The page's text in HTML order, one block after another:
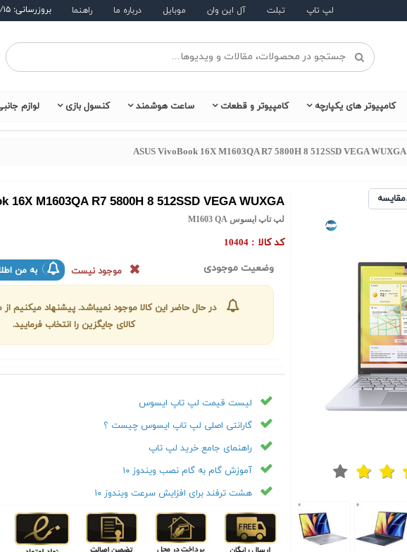
لپ تاپ تبلت آل این وان موبایل درباره ما راهنما بروزرسانی: ۱۴۰۵/۵/۱۵
کامپیوتر های یکپارچه کامپیوتر و قطعات ساعت هوشمند کنسول بازی لوازم
ASUS VivoBook 16X M1603QA R7 5800H 8 512SSD VEGA WUXGA
مقایسه
Next
16X M1603QA R7 5800H 8 512SSD VEGA WUXGA
لپ تاپ ایسوس M1603 QA
کد کالا :10404
وضعیت موجودی موجود نیست به من
در حال حاضر این کالا موجود نمیباشد. پیشنهاد میکنیم
کالای جایگزین را انتخاب فرمایید.
لیست قیمت لپ تاپ ایسوس
گارانتی اصلی لپ تاپ ایسوس چیست ؟
راهنمای جامع خرید لپ تاپ
آموزش گام به گام نصب ویندوز ۱۰
هشت ترفند برای افزایش سرعت ویندوز ۱۰